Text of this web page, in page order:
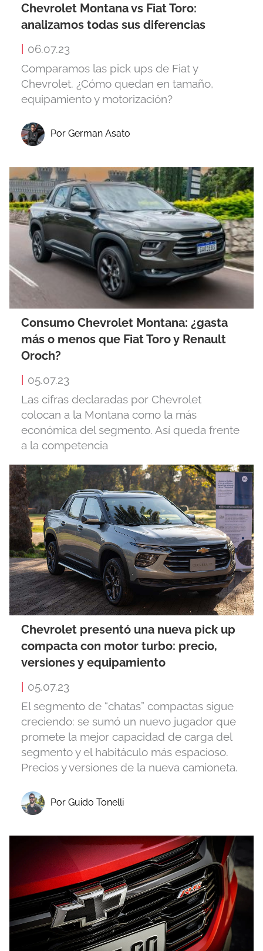
Chevrolet Montana vs Fiat Toro:
analizamos todas sus diferencias
06.07.23
Comparamos las pick ups de Fiat y
Chevrolet. ¿Cómo quedan en tamaño,
equipamiento y motorización?
Por German Asato
Consumo Chevrolet Montana: ¿gasta
más o menos que Fiat Toro y Renault
Oroch?
| 05.07.23
Las cifras declaradas por Chevrolet
colocan a la Montana como la más
económica del segmento. Así queda frente
a la competencia
Chevrolet presentó una nueva pick up
compacta con motor turbo: precio,
versiones y equipamiento
05.07.23
El segmento de “chatas” compactas sigue
creciendo: se sumó un nuevo jugador que
promete la mejor capacidad de carga del
segmento y el habitáculo más espacioso.
Precios y versiones de la nueva camioneta.
Por Guido Tonelli